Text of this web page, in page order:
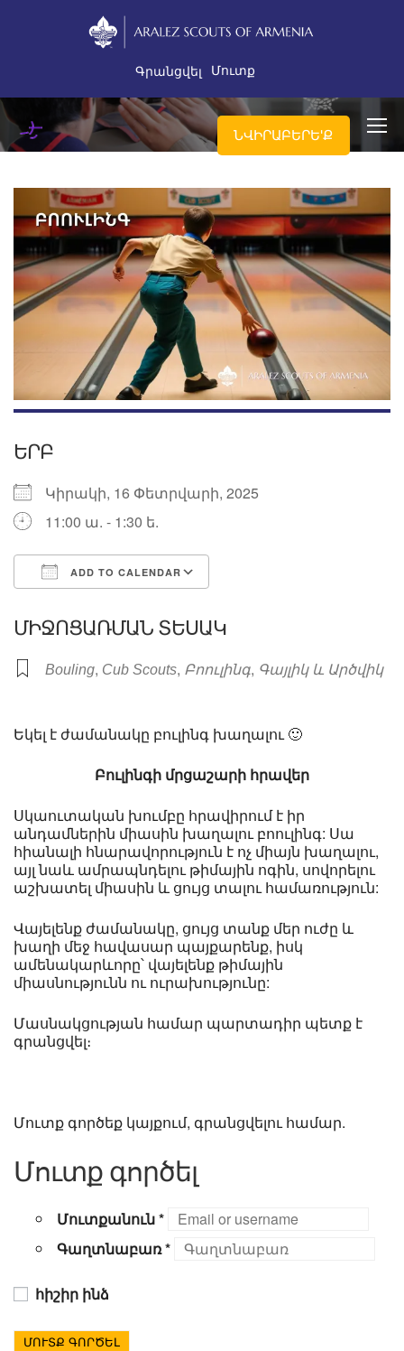
Գրանցվել Մուտք
ՆՎԻՐԱԲԵՐԵ'Ք
ԵՐԲ
Կիրակի, 16 Փետրվարի, 2025
11:00 ա. - 1:30 ե.
ADD TO CALENDAR
ՄԻՋՈՑԱՌՄԱՆ ՏԵՍԱԿ
Bouling, Cub Scouts, Բոուլինգ, Գայլիկ և Արծվիկ
Եկել է ժամանակը բուլինգ խաղալու 🙂
Բուլինգի մրցաշարի հրավեր
Սկաուտական խումբը հրավիրում է իր
անդամներին միասին խաղալու բոուլինգ: Սա
հիանալի հնարավորություն է ոչ միայն խաղալու,
այլ նաև ամրապնդելու թիմային ոգին, սովորելու
աշխատել միասին և ցույց տալու համառություն:
Վայելենք ժամանակը, ցույց տանք մեր ուժը և
խաղի մեջ հավասար պայքարենք, իսկ
ամենակարևորը՝ վայելենք թիմային
միասնությունն ու ուրախությունը:
Մասնակցության համար պարտադիր պետք է
գրանցվել։
Մուտք գործեք կայքում, գրանցվելու համար.
Մուտք գործել
Մուտքանուն*
Գաղտնաբառ*
հիշիր ինձ
ՄՈՒՏՔ ԳՈՐԾԵԼ